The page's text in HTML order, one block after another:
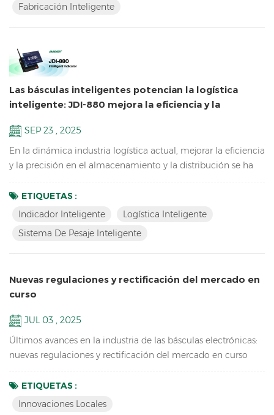
Fabricación Inteligente
Las básculas inteligentes potencian la logística
inteligente: JDI-880 mejora la eficiencia y la
SEP 23 , 2025
En la dinámica industria logística actual, mejorar la eficiencia
y la precisión en el almacenamiento y la distribución se ha
Logistics ha tomado la delantera al introducir sistemas de
básculas inteligentes que integran pesaje, impresión de
significativamente la eficiencia operativa y l...
ETIQUETAS :
Indicador Inteligente
Logística Inteligente
Sistema De Pesaje Inteligente
Nuevas regulaciones y rectificación del mercado en
curso
JUL 03 , 2025
Últimos avances en la industria de las básculas electrónicas:
nuevas regulaciones y rectificación del mercado en curso
Precios La Administración Estatal de Regulación del Mercado
de China ha emitido dos nuevas especificaciones técnicas
ETIQUETAS :
Innovaciones Locales